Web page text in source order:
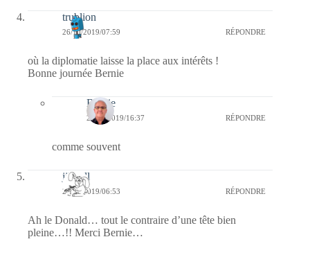
trublion
26/10/2019/07:59 RÉPONDRE
où la diplomatie laisse la place aux intérêts !
Bonne journée Bernie
Bernie
26/10/2019/16:37 RÉPONDRE
comme souvent
jill bill
26/10/2019/06:53 RÉPONDRE
Ah le Donald… tout le contraire d’une tête bien
pleine…!! Merci Bernie…